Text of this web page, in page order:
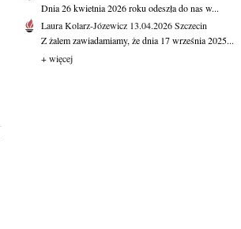
Dnia 26 kwietnia 2026 roku odeszła do nas w...
Laura Kolarz-Józewicz 13.04.2026Szczecin
Z żalem zawiadamiamy, że dnia 17 września 2025...
+ więcej